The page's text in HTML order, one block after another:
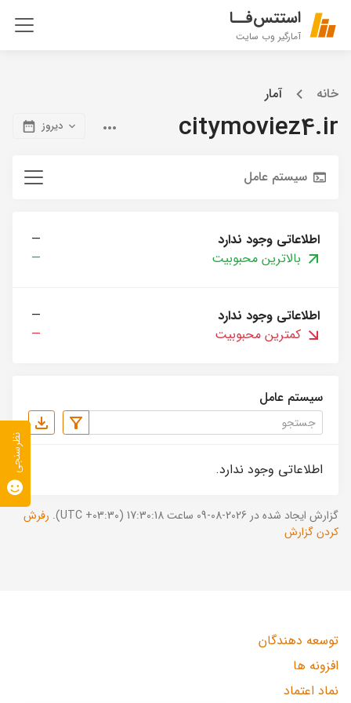
استتس‌فــا
آمارگیر وب سایت
خانه آمار
citymoviez4.ir دیروز
سیستم عامل
اطلاعاتی وجود ندارد
—
بالاترین محبوبیت
—
اطلاعاتی وجود ندارد
—
کمترین محبوبیت
—
سیستم عامل
اطلاعاتی وجود ندارد.
گزارش ایجاد شده در 2026-08-09 ساعت 17:30:18 (UTC +03:30).
رفرش
کردن گزارش
توسعه دهندگان
افزونه ها
نماد اعتماد
نظرسنجی